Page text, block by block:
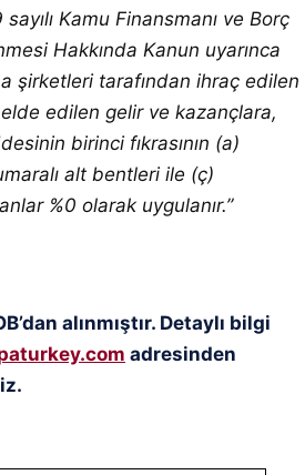
Kamu Finansmanı ve Borç
Hakkında Kanun uyarınca
şirketleri tarafından ihraç edilen
edilen gelir ve kazançlara,
birinci fıkrasının (a)
alt bentleri ile (ç)
%0 olarak uygulanır.”
alınmıştır. Detaylı bilgi
adresinden